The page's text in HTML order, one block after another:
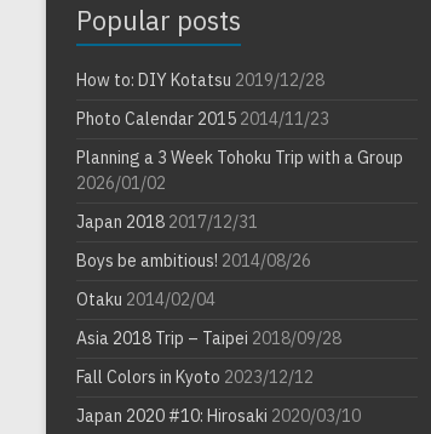
Popular posts
How to: DIY Kotatsu 2019/12/28
Photo Calendar 2015 2014/11/23
Planning a 3 Week Tohoku Trip with a Group
2026/01/02
Japan 2018 2017/12/31
Boys be ambitious! 2014/08/26
Otaku 2014/02/04
Asia 2018 Trip – Taipei 2018/09/28
Fall Colors in Kyoto 2023/12/12
Japan 2020 #10: Hirosaki 2020/03/10